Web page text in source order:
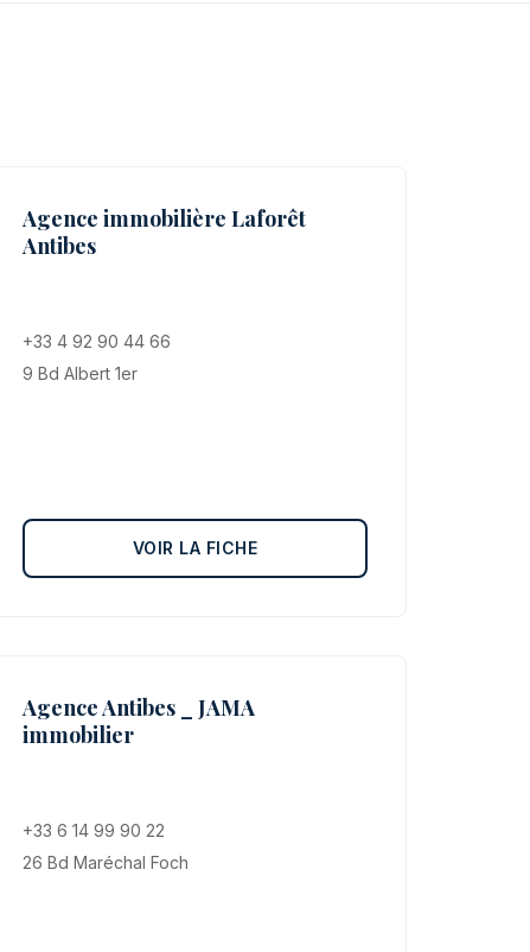
Agence immobilière Laforêt
Antibes
+33 4 92 90 44 66
9 Bd Albert 1er
VOIR LA FICHE
Agence Antibes _ JAMA
immobilier
+33 6 14 99 90 22
26 Bd Maréchal Foch